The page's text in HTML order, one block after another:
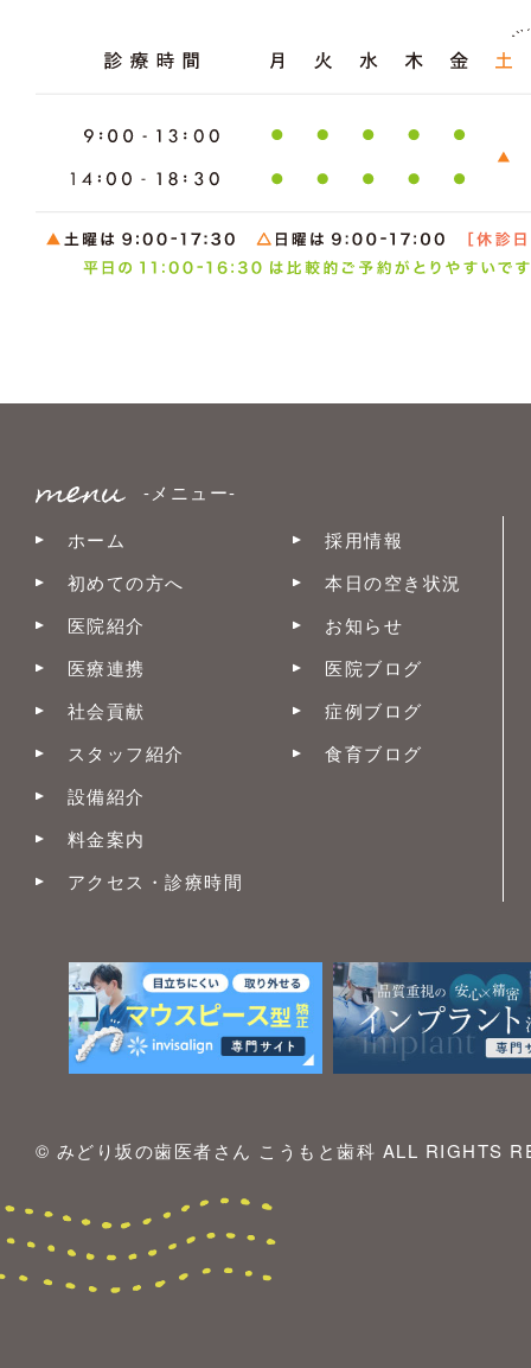
-メニュー-
ホーム
初めての方へ
医院紹介
医療連携
社会貢献
スタッフ紹介
設備紹介
料金案内
アクセス・診療時間
採用情報
本日の空き状況
お知らせ
医院ブログ
症例ブログ
食育ブログ
© みどり坂の歯医者さん こうもと歯科 ALL RIGHTS